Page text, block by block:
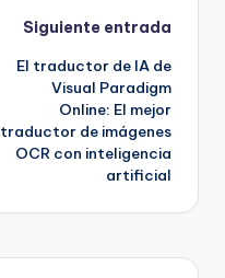
Siguiente entrada
El traductor de IA de
Visual Paradigm
Online: El mejor
traductor de imágenes
OCR con inteligencia
artificial